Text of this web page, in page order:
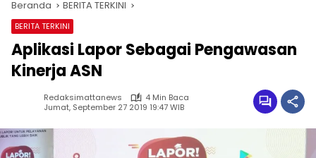
Beranda BERITA TERKINI
BERITA TERKINI
Aplikasi Lapor Sebagai Pengawasan
Kinerja ASN
Redaksimattanews
4 Min Baca
Jumat, September 27 2019 19:47 WIB